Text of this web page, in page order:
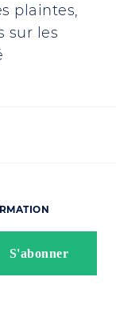
plaintes,
sur les